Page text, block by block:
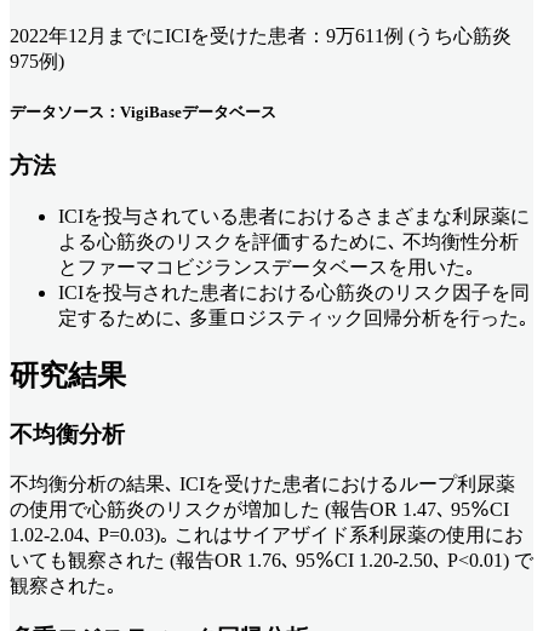
2022年12月までにICIを受けた患者：9万611例 (うち心筋炎
975例)
データソース：VigiBaseデータベース
方法
ICIを投与されている患者におけるさまざまな利尿薬に
よる心筋炎のリスクを評価するために､ 不均衡性分析
とファーマコビジランスデータベースを用いた｡
ICIを投与された患者における心筋炎のリスク因子を同
定するために､ 多重ロジスティック回帰分析を行った｡
研究結果
不均衡分析
不均衡分析の結果､ ICIを受けた患者におけるループ利尿薬
の使用で心筋炎のリスクが増加した (報告OR 1.47､ 95％CI
1.02-2.04､ P=0.03)｡ これはサイアザイド系利尿薬の使用にお
いても観察された (報告OR 1.76､ 95％CI 1.20-2.50､ P<0.01) で
観察された｡